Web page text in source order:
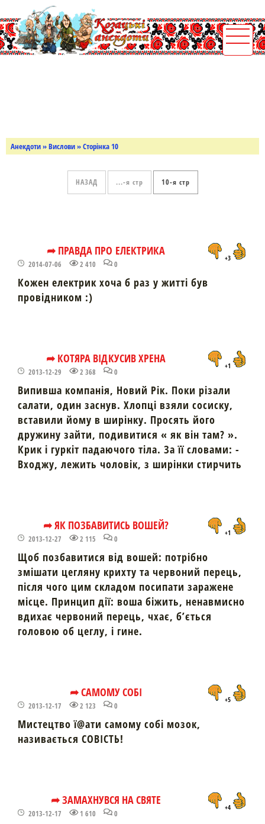
Анекдоти»Вислови» Сторінка 10
НАЗАД ... 10
➦ ПРАВДА ПРО ЕЛЕКТРИКА
2014-07-06 2 410 0
+3
Кожен електрик хоча б раз у житті був
провідником :)
➦ КОТЯРА ВІДКУСИВ ХРЕНА
2013-12-29 2 368 0
+1
Випивша компанія, Новий Рік. Поки різали
салати, один заснув. Хлопці взяли сосиску,
вставили йому в ширінку. Просять його
дружину зайти, подивитися « як він там? ».
Крик і гуркіт падаючого тіла. За її словами: -
Входжу, лежить чоловік, з ширінки стирчить
➦ ЯК ПОЗБАВИТИСЬ ВОШЕЙ?
2013-12-27 2 115 0
+1
Щоб позбавитися від вошей: потрібно
змішати цегляну крихту та червоний перець,
після чого цим складом посипати заражене
місце. Принцип дії: воша біжить, ненавмисно
вдихає червоний перець, чхає, б’ється
головою об цеглу, і гине.
➦ САМОМУ СОБІ
2013-12-17 2 123 0
+5
Мистецтво ї@ати самому собі мозок,
називається СОВІСТЬ!
➦ ЗАМАХНУВСЯ НА СВЯТЕ
2013-12-17 1 610 0
+4